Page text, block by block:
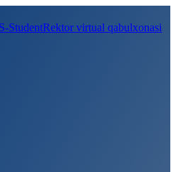
StudentRektor virtual qabulxonasi